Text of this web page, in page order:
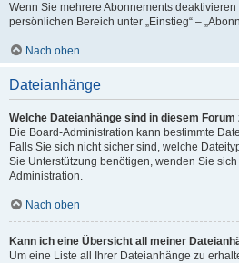
Wenn Sie mehrere Abonnements
persönlichen Bereich unter „Einstieg“ –
Nach oben
Dateianhänge
Welche Dateianhänge sind in diesem Forum
Die Board-Administration kann bestimmte
Falls Sie sich nicht sicher sind, welche
Sie Unterstützung benötigen, wenden Sie
Administration.
Nach oben
Kann ich eine Übersicht all meiner
Um eine Liste all Ihrer Dateianhänge zu